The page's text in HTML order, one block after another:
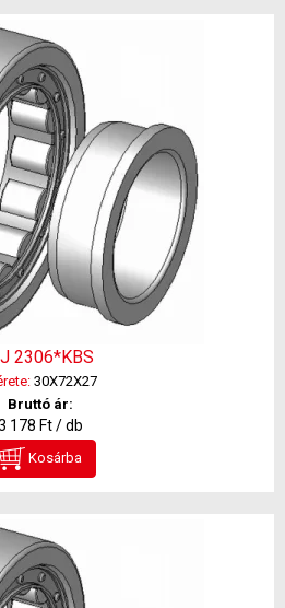
2306*KBS
30X72X27
Bruttó ár:
178 Ft / db
Kosárba